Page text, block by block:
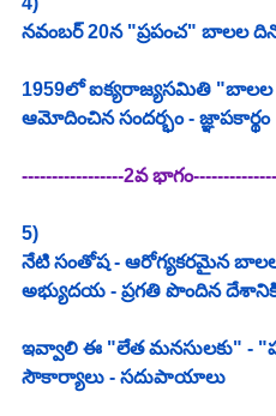
నవంబర్ 20న "ప్రపంచ" బాలల
1959లో ఐక్యరాజ్యసమితి "బాలల
ఆమోదించిన సందర్భం - జ్ఞాపకార్థం
-----------------2వ
5)
నేటి సంతోష - ఆరోగ్యకరమైన
అభ్యుదయ - ప్రగతి పొందిన
ఇవ్వాలి ఈ "లేత మనసులకు" -
సౌకార్యాలు - సదుపాయాలు